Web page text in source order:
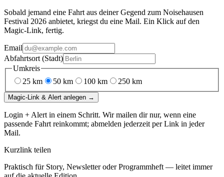
Sobald jemand eine Fahrt aus deiner Gegend zum Noisehausen
Festival 2026 anbietet, kriegst du eine Mail. Ein Klick auf den
Magic-Link, fertig.
Email
Abfahrtsort (Stadt)
Umkreis
25 km 50 km 100 km 250 km
Magic-Link & Alert anlegen →
Login + Alert in einem Schritt. Wir mailen dir nur, wenn eine
passende Fahrt reinkommt; abmelden jederzeit per Link in jeder
Mail.
Kurzlink teilen
Praktisch für Story, Newsletter oder Programmheft — leitet immer